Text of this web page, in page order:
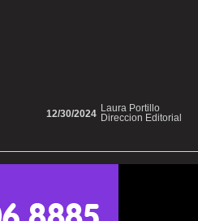
Laura Portillo
Direccion Editorial
12/30/2024